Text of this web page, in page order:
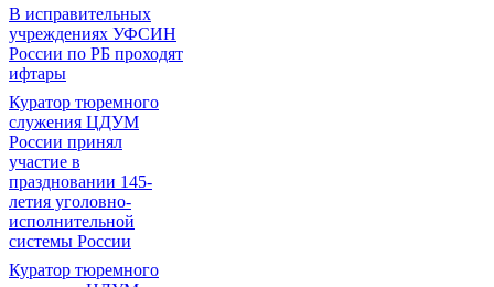
В исправительных
учреждениях УФСИН
России по РБ проходят
ифтары
Куратор тюремного
служения ЦДУМ
России принял
участие в
праздновании 145-
летия уголовно-
исполнительной
системы России
Куратор тюремного